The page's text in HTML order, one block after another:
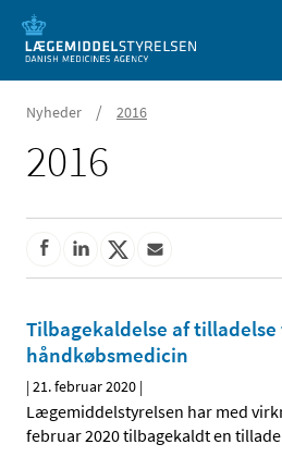
Nyheder / 2016
2016
Tilbagekaldelse af
håndkøbsmedicin
|21. februar 2020 |
Lægemiddelstyrelsen har med
februar 2020 tilbagekaldt en